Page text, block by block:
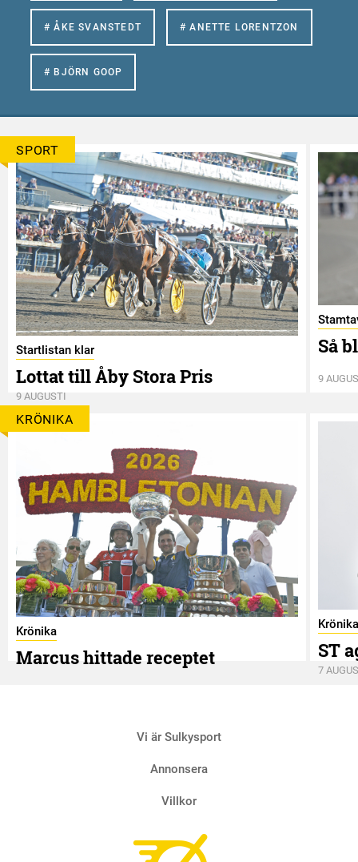
# ÅKE SVANSTEDT # ANETTE LORENTZON
# BJÖRN GOOP
SPORT
Startlistan klar
Lottat till Åby Stora Pris
9 AUGUSTI
Så
9
KRÖNIKA
Krönika
Marcus hittade receptet
Krönika
ST
7
Vi är Sulkysport
Annonsera
Villkor